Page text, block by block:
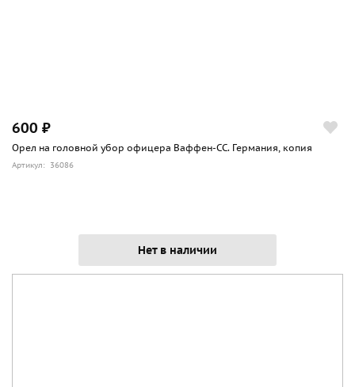
600 ₽
Орел на головной убор офицера Ваффен-СС. Германия, копия
Артикул: 36086
Нет в наличии